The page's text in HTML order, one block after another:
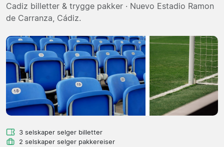
Reisebyråer
Cadiz billetter & trygge pakker · Nuevo Estadio Ramon
de Carranza, Cádiz.
3 selskaper selger billetter
2 selskaper selger pakkereiser